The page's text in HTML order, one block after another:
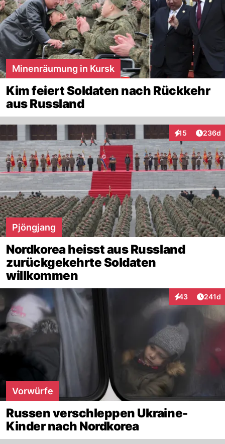
Minenräumung in Kursk
Kim feiert Soldaten nach Rückkehr
aus Russland
15
Interaktionen
236d
Pjöngjang
Nordkorea heisst aus Russland
zurückgekehrte Soldaten
willkommen
43
Interaktionen
241d
Vorwürfe
Russen verschleppen Ukraine-
Kinder nach Nordkorea